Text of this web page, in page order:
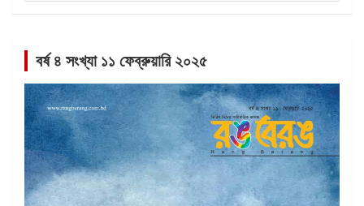
বর্ষ ৪ সংখ্যা ১১ ফেব্রুয়ারি ২০২৫